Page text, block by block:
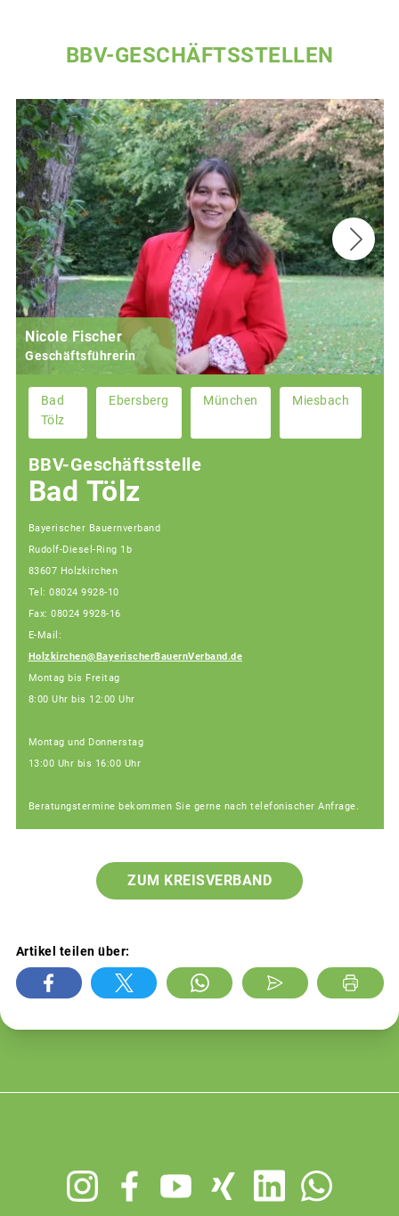
BBV-GESCHÄFTSSTELLEN
Nicole Fischer
Geschäftsführerin
Bad
Tölz
Ebersberg München Miesbach
BBV-Geschäftsstelle
Bad Tölz
Bayerischer Bauernverband
Rudolf-Diesel-Ring 1b
83607 Holzkirchen
Tel: 08024 9928-10
Fax: 08024 9928-16
E-Mail:
Holzkirchen@BayerischerBauernVerband.de
Montag bis Freitag
8:00 Uhr bis 12:00 Uhr
Montag und Donnerstag
13:00 Uhr bis 16:00 Uhr
Beratungstermine bekommen Sie gerne nach telefonischer Anfrage.
ZUM KREISVERBAND
Artikel teilen über: